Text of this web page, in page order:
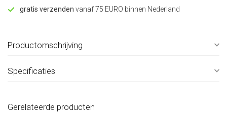
gratis verzenden vanaf 75 EURO binnen Nederland
Productomschrijving
Specificaties
Gerelateerde producten